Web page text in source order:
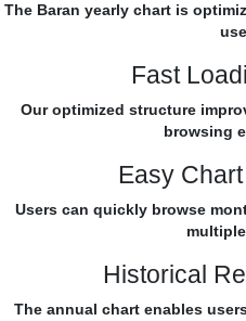
The Baran yearly chart is
Fast
Our optimized structure
browsing
Easy
Users can quickly browse
Historical
The annual chart enables